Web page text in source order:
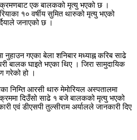
आक्रमणबाट एक बालकको मृत्यु भएको छ ।
१० वर्षीय सुमित थारुको मृत्यु भएको
जनाएको छ ।
नुहाउन गएका बेला शनिबार मध्याह्न करिब साढे
बालक घाइते भएका थिए । जिरा सामुदायिक
हो ।
निम्ति आरसी थारु मेमोरियल अस्पतालमा
दिउँसो साढे १ बजे बालकको मृत्यु भएको
एवं डीएसपी तुल्सीराम अर्यालले जानकारी दिए